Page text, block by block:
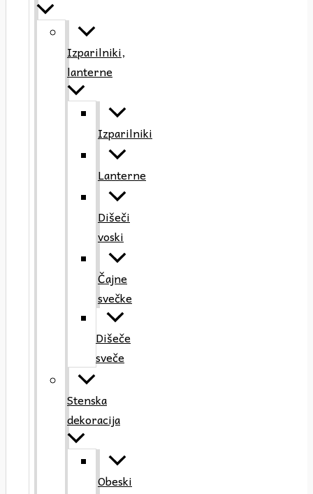
Izparilniki,
lanterne
Izparilniki
Lanterne
Dišeči
voski
Čajne
svečke
Dišeče
sveče
Stenska
dekoracija
Obeski